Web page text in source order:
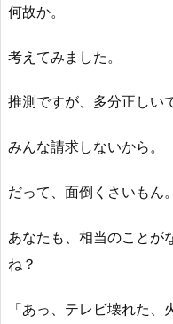
何故か。
考えてみました。
推測ですが、多分正しい
みんな請求しないから。
だって、面倒くさいもん。
あなたも、相当のことが
ね？
「あっ、テレビ壊れた、